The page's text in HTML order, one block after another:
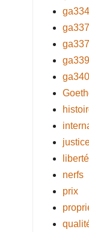
ga334
ga339
ga340
liberté
nerfs
prix